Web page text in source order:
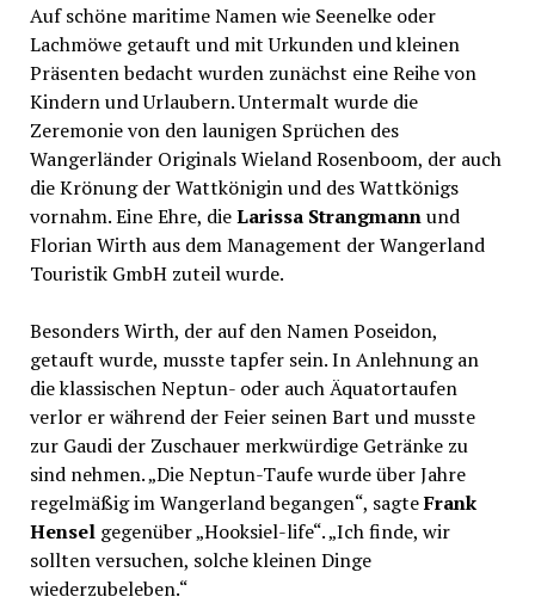
Auf schöne maritime Namen wie Seenelke oder
Lachmöwe getauft und mit Urkunden und kleinen
Präsenten bedacht wurden zunächst eine Reihe von
Kindern und Urlaubern. Untermalt wurde die
Zeremonie von den launigen Sprüchen des
Wangerländer Originals Wieland Rosenboom, der auch
die Krönung der Wattkönigin und des Wattkönigs
vornahm. Eine Ehre, dieLarissa Strangmannund
Florian Wirth aus dem Management der Wangerland
Touristik GmbH zuteil wurde.
Besonders Wirth, der auf den Namen Poseidon,
getauft wurde, musste tapfer sein. In Anlehnung an
die klassischen Neptun- oder auch Äquatortaufen
verlor er während der Feier seinen Bart und musste
zur Gaudi der Zuschauer merkwürdige Getränke zu
sind nehmen. „Die Neptun-Taufe wurde über Jahre
regelmäßig im Wangerland begangen“, sagteFrank
Hensel gegenüber „Hooksiel-life“. „Ich finde, wir
sollten versuchen, solche kleinen Dinge
wiederzubeleben.“